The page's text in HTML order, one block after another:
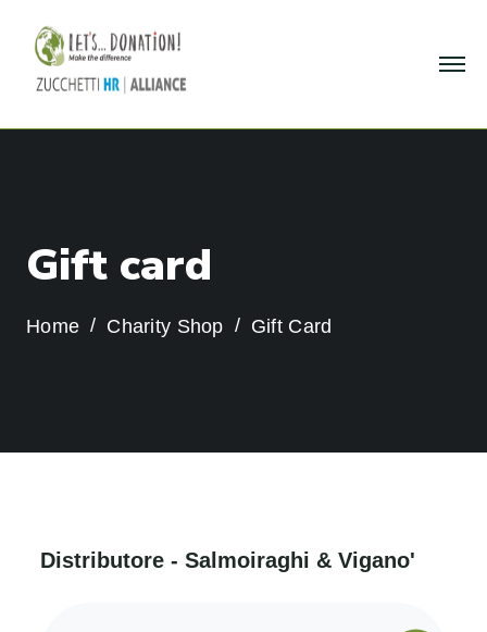
Gift card
Home Charity Shop Gift Card
Distri butore - Sal moirag hi & Vigano'